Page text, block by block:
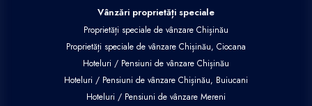
Vânzări proprietăți speciale
Proprietăți speciale de vânzare Chișinău
Proprietăți speciale de vânzare Chișinău, Ciocana
Hoteluri / Pensiuni de vânzare Chișinău
Hoteluri / Pensiuni de vânzare Chișinău, Buiucani
Hoteluri / Pensiuni de vânzare Mereni